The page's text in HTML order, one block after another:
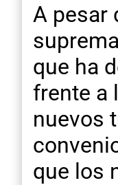
A pesar
que ha
frente a
nuevos
que los